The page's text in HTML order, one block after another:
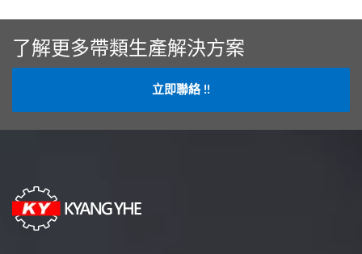
了解更多帶類生產解決方案
立即聯絡 !!